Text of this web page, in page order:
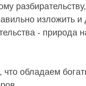
изложить и
- природа
обладаем